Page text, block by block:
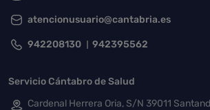
atencionusuario@cantabria.es
942208130 942395562
Servicio Cántabro de Salud
Cardenal Herrera Oria, S/N 39011